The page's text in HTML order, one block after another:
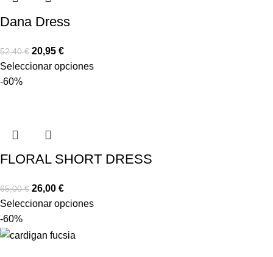
Dana Dress
52,40€ 20,95 €
Seleccionar opciones
-60%
FLORAL SHORT DRESS
65,00€ 26,00 €
Seleccionar opciones
-60%